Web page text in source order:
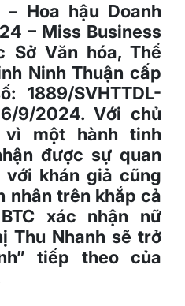
– Hoa hậu Doanh
– Miss Business
Sở Văn hóa, Thể
Ninh Thuận cấp
1889/SVHTTDL-
9/2024. Với chủ
vì một hành tinh
được sự quan
khán giả cũng
nhân trên khắp cả
xác nhận nữ
Thu Nhanh sẽ trở
tiếp theo của